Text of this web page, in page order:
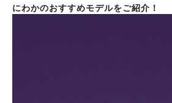
にわかのおすすめモデルをご紹介！